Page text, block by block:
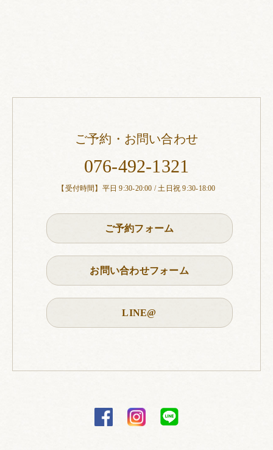
ご予約・お問い合わせ
076-492-1321
【受付時間】平日 9:30-20:00 / 土日祝 9:30-18:00
ご予約フォーム
お問い合わせフォーム
LINE@